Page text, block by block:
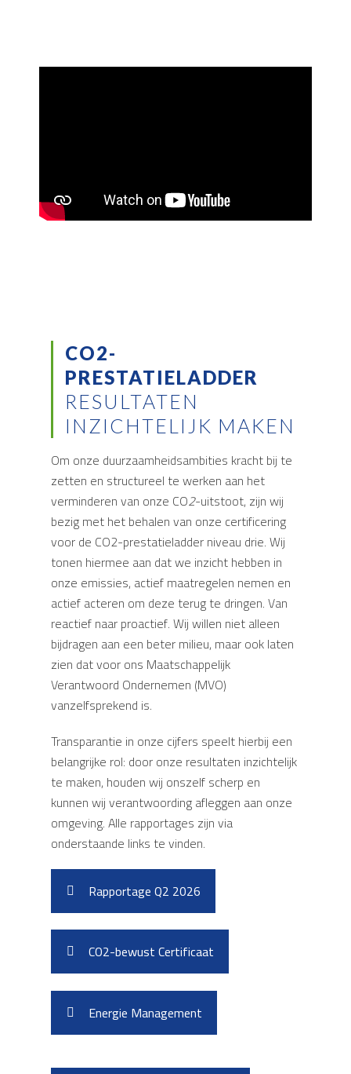
CO2-
PRESTATIELADDER
RESULTATEN
INZICHTELIJK MAKEN
Om onze duurzaamheidsambities kracht bij te
zetten en structureel te werken aan het
verminderen van onze CO2-uitstoot, zijn wij
bezig met het behalen van onze certificering
voor de CO2-prestatieladder niveau drie. Wij
tonen hiermee aan dat we inzicht hebben in
onze emissies, actief maatregelen nemen en
actief acteren om deze terug te dringen. Van
reactief naar proactief. Wij willen niet alleen
bijdragen aan een beter milieu, maar ook laten
zien dat voor ons Maatschappelijk
Verantwoord Ondernemen (MVO)
vanzelfsprekend is.
Transparantie in onze cijfers speelt hierbij een
belangrijke rol: door onze resultaten inzichtelijk
te maken, houden wij onszelf scherp en
kunnen wij verantwoording afleggen aan onze
omgeving. Alle rapportages zijn via
onderstaande links te vinden.
Rapportage Q2 2026
CO2-bewust Certificaat
Energie Management